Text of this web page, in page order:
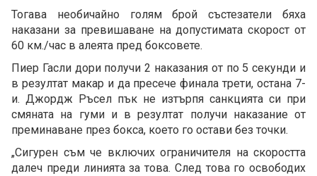
Тогава необичайно голям брой състезатели бяха
наказани за превишаване на допустимата скорост от
60 км./час в алеята пред боксовете.
Пиер Гасли дори получи 2 наказания от по 5 секунди и
в резултат макар и да пресече финала трети, остана 7-
и. Джордж Ръсел пък не изтърпя санкцията си при
смяната на гуми и в резултат получи наказание от
преминаване през бокса, което го остави без точки.
„Сигурен съм че включих ограничителя на скоростта
далеч преди линията за това. След това го освободих